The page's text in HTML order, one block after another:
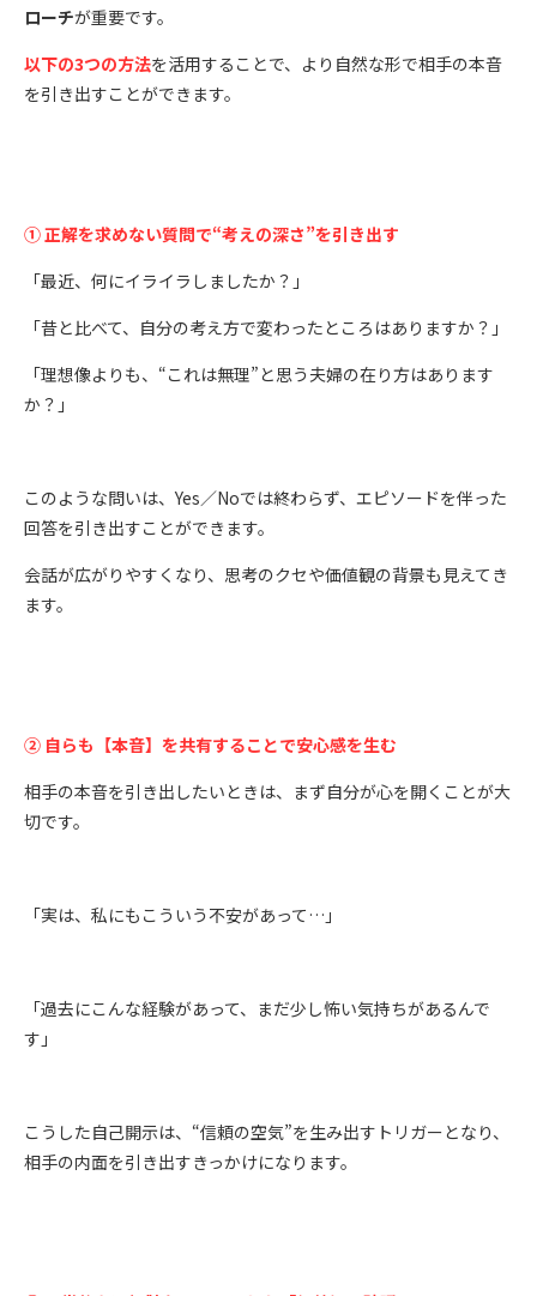
ローチが重要です。
以下の3つの方法を活用することで、より自然な形で相手の本音
を引き出すことができます。
① 正解を求めない質問で“考えの深さ”を引き出す
「最近、何にイライラしましたか？」
「昔と比べて、自分の考え方で変わったところはありますか？」
「理想像よりも、“これは無理”と思う夫婦の在り方はあります
か？」
このような問いは、Yes／Noでは終わらず、エピソードを伴った
回答を引き出すことができます。
会話が広がりやすくなり、思考のクセや価値観の背景も見えてき
ます。
② 自らも【本音】を共有することで安心感を生む
相手の本音を引き出したいときは、まず自分が心を開くことが大
切です。
「実は、私にもこういう不安があって…」
「過去にこんな経験があって、まだ少し怖い気持ちがあるんで
す」
こうした自己開示は、“信頼の空気”を生み出すトリガーとなり、
相手の内面を引き出すきっかけになります。